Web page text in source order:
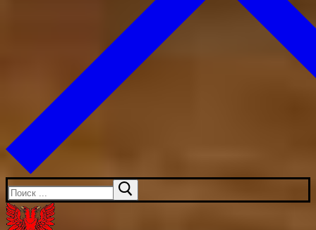
Искать: